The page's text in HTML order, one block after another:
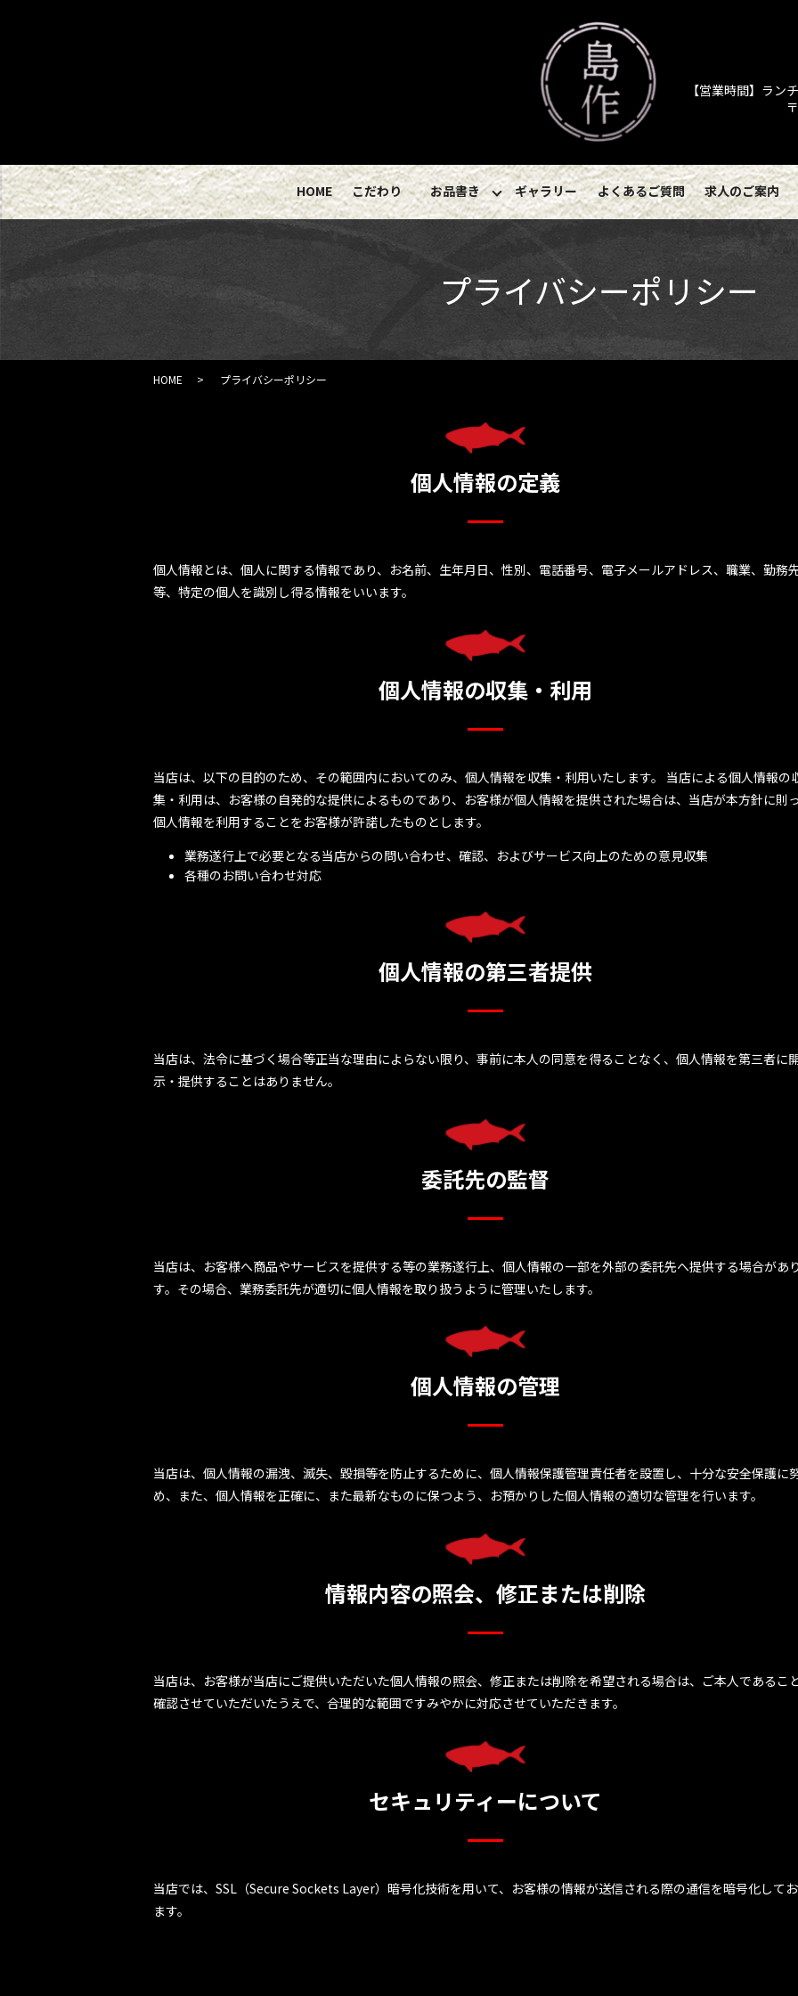
【営業時間】ラン
HOME こだわり お品書き ギャラリー よくあるご質問 求人のご案内
プライバシーポリシー
HOME プライバシーポリシー
個人情報の定義
個人情報とは、個人に関する情報であり、お名前、生年月日、性別、電話番号、電子メールアドレス、職業、勤務
等、特定の個人を識別し得る情報をいいます。
個人情報の収集・利用
当店は、以下の目的のため、その範囲内においてのみ、個人情報を収集・利用いたします。 当店による個人情報の
集・利用は、お客様の自発的な提供によるものであり、お客様が個人情報を提供された場合は、当店が本方針に則
個人情報を利用することをお客様が許諾したものとします。
業務遂行上で必要となる当店からの問い合わせ、確認、およびサービス向上のための意見収集
各種のお問い合わせ対応
個人情報の第三者提供
当店は、法令に基づく場合等正当な理由によらない限り、事前に本人の同意を得ることなく、個人情報を第三者に
示・提供することはありません。
委託先の監督
当店は、お客様へ商品やサービスを提供する等の業務遂行上、個人情報の一部を外部の委託先へ提供する場合があ
す。その場合、業務委託先が適切に個人情報を取り扱うように管理いたします。
個人情報の管理
当店は、個人情報の漏洩、滅失、毀損等を防止するために、個人情報保護管理責任者を設置し、十分な安全保護に
め、また、個人情報を正確に、また最新なものに保つよう、お預かりした個人情報の適切な管理を行います。
情報内容の照会、修正または削除
当店は、お客様が当店にご提供いただいた個人情報の照会、修正または削除を希望される場合は、ご本人であるこ
確認させていただいたうえで、合理的な範囲ですみやかに対応させていただきます。
セキュリティーについて
当店では、SSL（Secure Sockets Layer）暗号化技術を用いて、お客様の情報が送信される際の通信を暗号化して
ます。